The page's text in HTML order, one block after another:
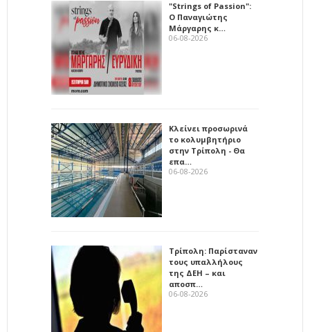
"Strings of Passion":
Ο Παναγιώτης
Μάργαρης κ…
06-08-2026
Κλείνει προσωρινά
το κολυμβητήριο
στην Τρίπολη - Θα
επα…
06-08-2026
Τρίπολη: Παρίσταναν
τους υπαλλήλους
της ΔΕΗ – και
αποσπ…
06-08-2026